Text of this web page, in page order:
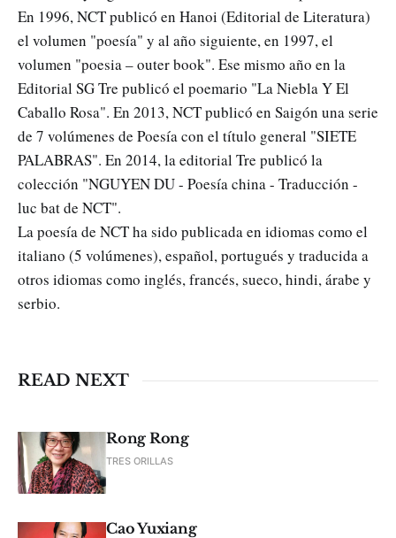
En 1996, NCT publicó en Hanoi (Editorial de Literatura)
el volumen "poesía" y al año siguiente, en 1997, el
volumen "poesia – outer book". Ese mismo año en la
Editorial SG Tre publicó el poemario "La Niebla Y El
Caballo Rosa". En 2013, NCT publicó en Saigón una serie
de 7 volúmenes de Poesía con el título general "SIETE
PALABRAS". En 2014, la editorial Tre publicó la
colección "NGUYEN DU - Poesía china - Traducción -
luc bat de NCT".
La poesía de NCT ha sido publicada en idiomas como el
italiano (5 volúmenes), español, portugués y traducida a
otros idiomas como inglés, francés, sueco, hindi, árabe y
serbio.
READ NEXT
Rong Rong
TRES ORILLAS
Cao Yuxiang